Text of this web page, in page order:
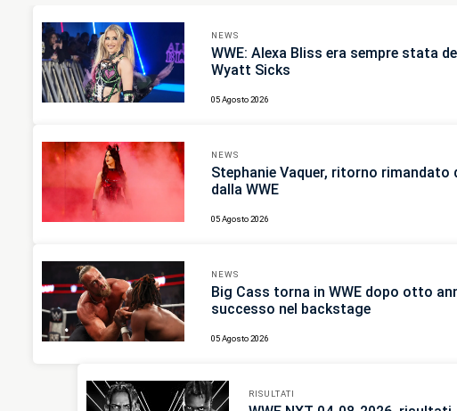
NEWS
WWE: Alexa Bliss era sempre stata
Wyatt Sicks
05 Agosto 2026
NEWS
Stephanie Vaquer, ritorno rimandato
dalla WWE
05 Agosto 2026
NEWS
Big Cass torna in WWE dopo otto
successo nel backstage
05 Agosto 2026
RISULTATI